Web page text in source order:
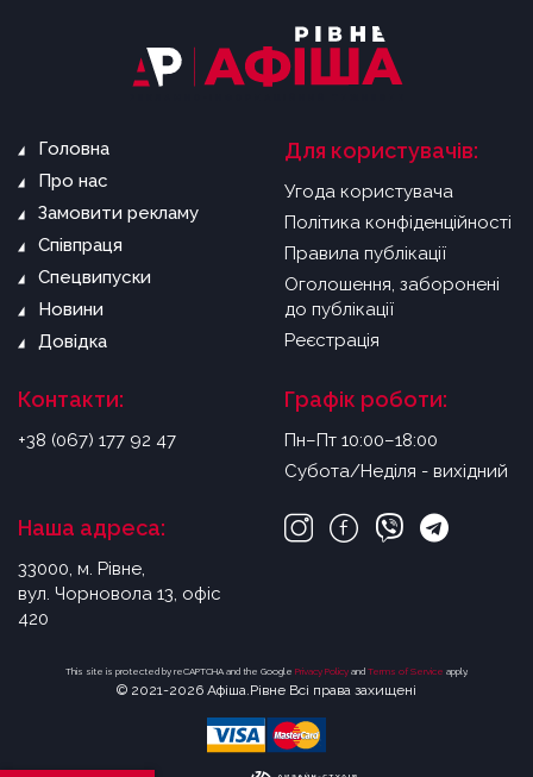
Головна
Про нас
Замовити рекламу
Співпраця
Спецвипуски
Новини
Довідка
Для користувачів:
Угода користувача
Політика конфіденційності
Правила публікації
Оголошення, заборонені
до публікації
Реєстрація
Контакти:
+38 (067) 177 92 47
Графік роботи:
Пн–Пт 10:00–18:00
Субота/Неділя - вихідний
Наша адреса:
33000, м. Рівне,
вул. Чорновола 13, офіс
420
This site is protected by reCAPTCHA and the Google Privacy Policyand Terms of Service apply.
© 2021-2026 Афіша.Рівне Всі права захищені